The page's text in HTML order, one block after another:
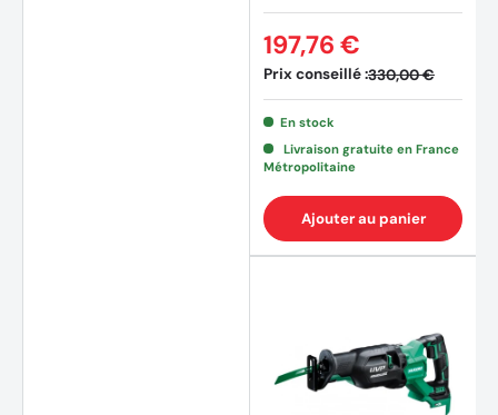
Prix conseillé :330,00 €
197,76 €
En stock
Livraison gratuite en France
Métropolitaine
Ajouter au panier